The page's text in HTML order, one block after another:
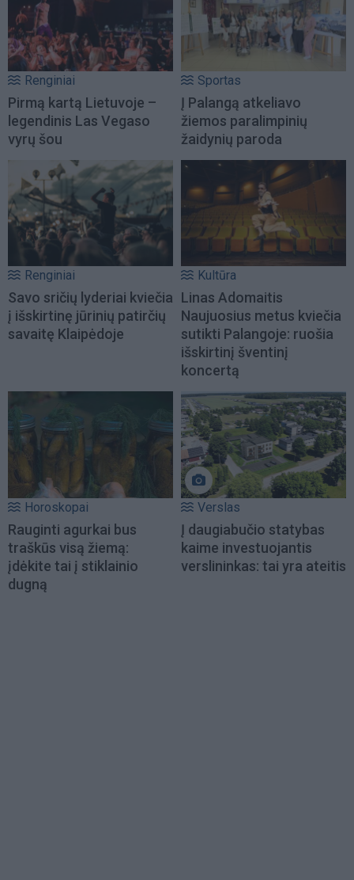
Renginiai
Pirmą kartą Lietuvoje –
legendinis Las Vegaso
vyrų šou
Sportas
Į Palangą atkeliavo
žiemos paralimpinių
žaidynių paroda
Renginiai
Savo sričių lyderiai kviečia
į išskirtinę jūrinių patirčių
savaitę Klaipėdoje
Kultūra
Linas Adomaitis
Naujuosius metus kviečia
sutikti Palangoje: ruošia
išskirtinį šventinį
koncertą
Horoskopai
Rauginti agurkai bus
traškūs visą žiemą:
įdėkite tai į stiklainio
dugną
Verslas
Į daugiabučio statybas
kaime investuojantis
verslininkas: tai yra ateitis